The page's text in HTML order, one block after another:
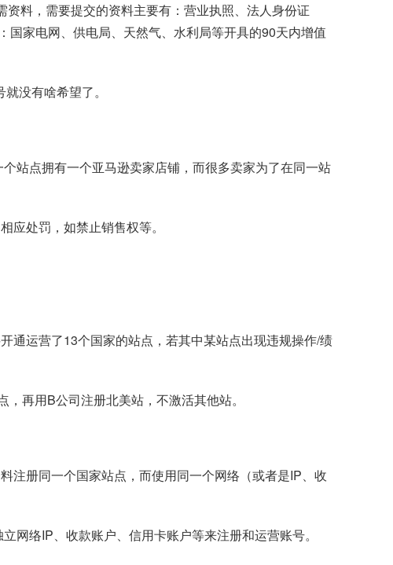
料，需要提交的资料主要有：营业执照、法人身份证
国家电网、供电局、天然气、水利局等开具的90天内增值
没有啥希望了。
站点拥有一个亚马逊卖家店铺，而很多卖家为了在同一站
应处罚，如禁止销售权等。
通运营了13个国家的站点，若其中某站点出现违规操作/绩
再用B公司注册北美站，不激活其他站。
注册同一个国家站点，而使用同一个网络（或者是IP、收
网络IP、收款账户、信用卡账户等来注册和运营账号。